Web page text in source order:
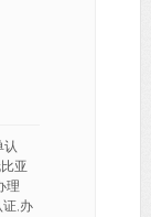
亚
理
,办